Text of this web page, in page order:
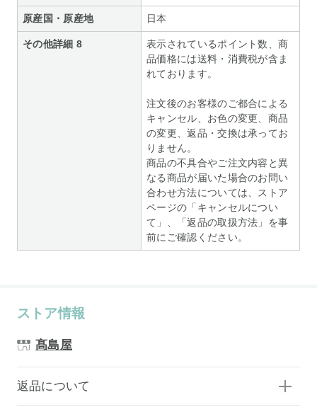
原産国・原産地 日本
その他詳細 8
表示されているポイント数、商
品価格には送料・消費税が含ま
れております。
注文後のお客様のご都合による
キャンセル、お色の変更、商品
の変更、返品・交換は承ってお
りません。
商品の不具合やご注文内容と異
なる商品が届いた場合のお問い
合わせ方法については、ストア
ページの「キャンセルについ
て」、「返品の取扱方法」を事
前にご確認ください。
ストア情報
髙島屋
返品について